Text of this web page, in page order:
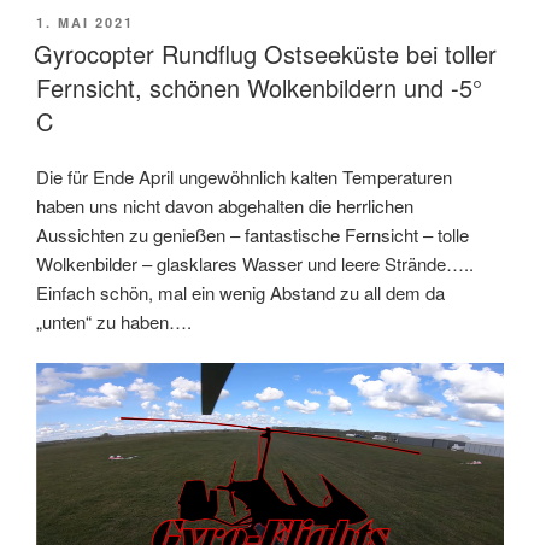
1. MAI 2021
Gyrocopter Rundflug Ostseeküste bei toller
Fernsicht, schönen Wolkenbildern und -5°
C
Die für Ende April ungewöhnlich kalten Temperaturen
haben uns nicht davon abgehalten die herrlichen
Aussichten zu genießen – fantastische Fernsicht – tolle
Wolkenbilder – glasklares Wasser und leere Strände…..
Einfach schön, mal ein wenig Abstand zu all dem da
„unten“ zu haben….